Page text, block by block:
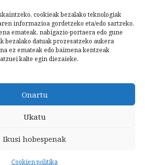
cookieak bezalako teknologiak
informazioa gordetzeko eta/edo sartzeko.
emateak, nabigazio-portaera edo gune
bezalako datuak prozesatzeko aukera
ez emateak edo baimena kentzeak
kalte egin diezaieke.
Onartu
Ukatu
Ikusi hobespenak
Cookien politika